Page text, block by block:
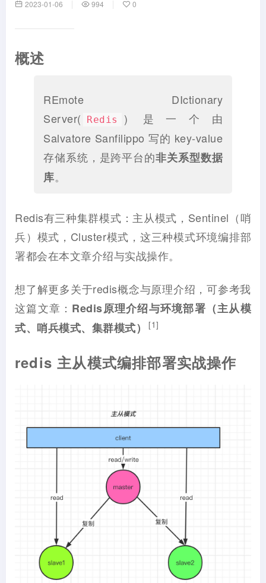
2023-01-06 994 0
概述
REmote DIctionary
Server(
Redis
) 是一个由
Salvatore Sanfilippo 写的 key-value
存储系统，是跨平台的非关系型数据
库。
Redis有三种集群模式：主从模式，Sentinel（哨
兵）模式，Cluster模式，这三种模式环境编排部
署都会在本文章介绍与实战操作。
想了解更多关于redis概念与原理介绍，可参考我
这篇文章： Redis原理介绍与环境部署（主从模
式、哨兵模式、集群模式）
[1]
redis 主从模式编排部署实战操作